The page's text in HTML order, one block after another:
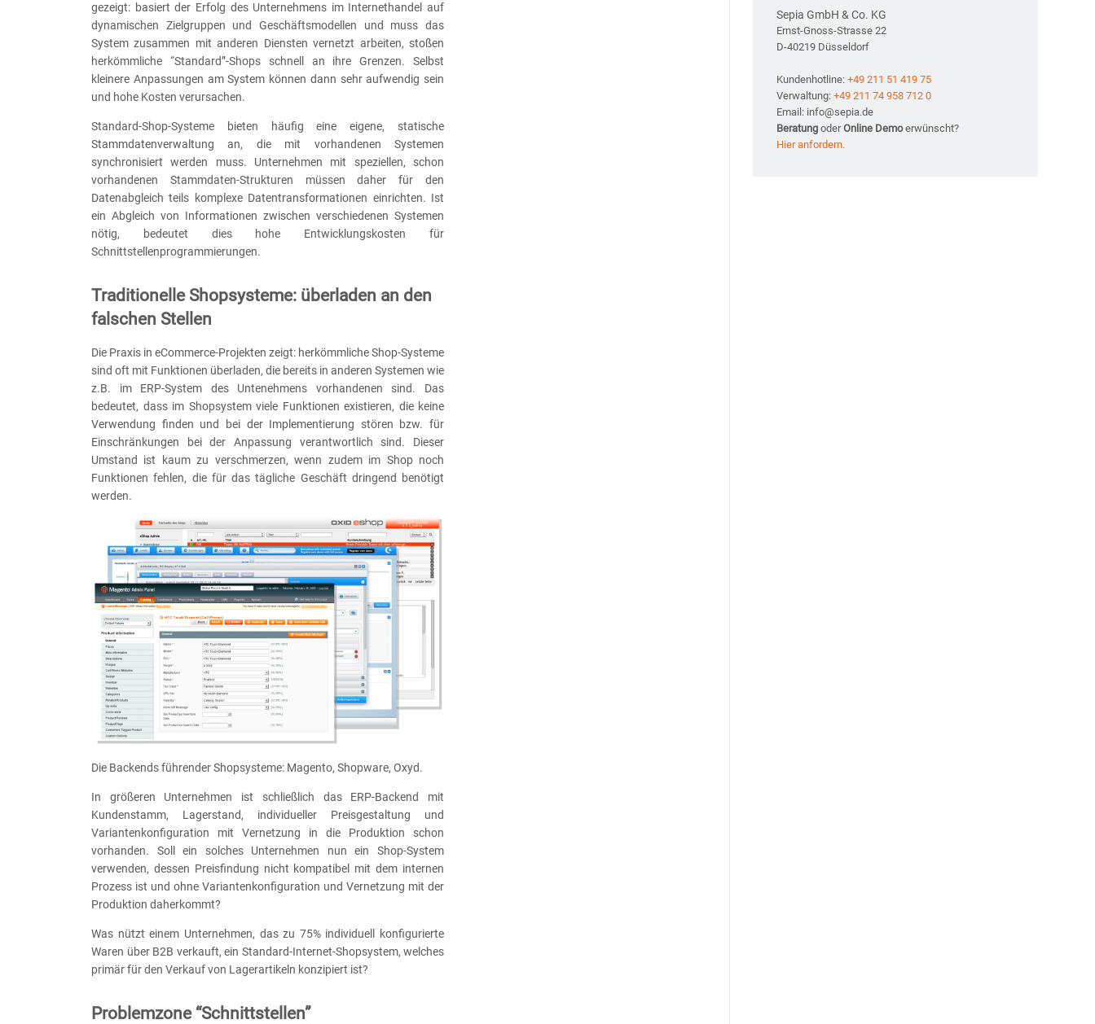
gezeigt: basiert der Erfolg des Unternehmens im Internethandel auf
dynamischen Zielgruppen und Geschäftsmodellen und muss das
System zusammen mit anderen Diensten vernetzt arbeiten, stoßen
herkömmliche “Standard”-Shops schnell an ihre Grenzen. Selbst
kleinere Anpassungen am System können dann sehr aufwendig sein
und hohe Kosten verursachen.
Standard-Shop-Systeme bieten häufig eine eigene, statische
Stammdatenverwaltung an, die mit vorhandenen Systemen
synchronisiert werden muss. Unternehmen mit speziellen, schon
vorhandenen Stammdaten-Strukturen müssen daher für den
Datenabgleich teils komplexe Datentransformationen einrichten. Ist
ein Abgleich von Informationen zwischen verschiedenen Systemen
nötig, bedeutet dies hohe Entwicklungskosten für
Schnittstellenprogrammierungen.
Traditionelle Shopsysteme: überladen an den
falschen Stellen
Die Praxis in eCommerce-Projekten zeigt: herkömmliche Shop-Systeme
sind oft mit Funktionen überladen, die bereits in anderen Systemen wie
z.B. im ERP-System des Untenehmens vorhandenen sind. Das
bedeutet, dass im Shopsystem viele Funktionen existieren, die keine
Verwendung finden und bei der Implementierung stören bzw. für
Einschränkungen bei der Anpassung verantwortlich sind. Dieser
Umstand ist kaum zu verschmerzen, wenn zudem im Shop noch
Funktionen fehlen, die für das tägliche Geschäft dringend benötigt
werden.
Die Backends führender Shopsysteme: Magento, Shopware, Oxyd.
In größeren Unternehmen ist schließlich das ERP-Backend mit
Kundenstamm, Lagerstand, individueller Preisgestaltung und
Variantenkonfiguration mit Vernetzung in die Produktion schon
vorhanden. Soll ein solches Unternehmen nun ein Shop-System
verwenden, dessen Preisfindung nicht kompatibel mit dem internen
Prozess ist und ohne Variantenkonfiguration und Vernetzung mit der
Produktion daherkommt?
Was nützt einem Unternehmen, das zu 75% individuell konfigurierte
Waren über B2B verkauft, ein Standard-Internet-Shopsystem, welches
primär für den Verkauf von Lagerartikeln konzipiert ist?
Problemzone “Schnittstellen”
Sepia GmbH & Co. KG
Ernst-Gnoss-Strasse 22
D-40219 Düsseldorf
Kundenhotline: +49 211 51 419 75
Verwaltung: +49 211 74 958 712 0
Email: info@sepia.de
Beratung oderOnline Demoerwünscht?
Hier anfordern.